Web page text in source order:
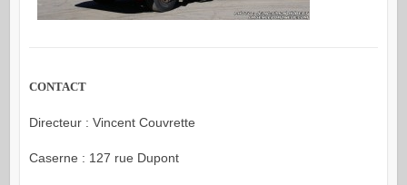
CONTACT
Directeur : Vincent Couvrette
Caserne : 127 rue Dupont